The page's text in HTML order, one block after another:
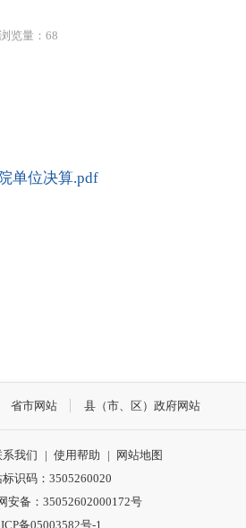
浏览量：68
单位决算.pdf
省市网站 县（市、区）政府网站
系我们 | 使用帮助 |
网站地图
标识码：3505260020
安备：35052602000172号
备05003582号-1